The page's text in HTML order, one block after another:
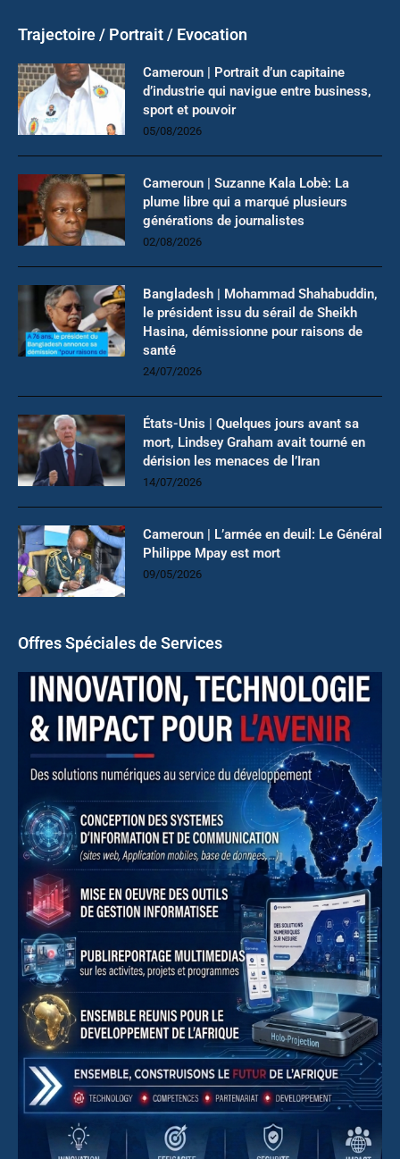
Trajectoire / Portrait / Evocation
Cameroun | Portrait d’un capitaine
d’industrie qui navigue entre business,
sport et pouvoir
05/08/2026
Cameroun | Suzanne Kala Lobè: La
plume libre qui a marqué plusieurs
générations de journalistes
02/08/2026
Bangladesh | Mohammad Shahabuddin,
le président issu du sérail de Sheikh
Hasina, démissionne pour raisons de
santé
24/07/2026
États-Unis | Quelques jours avant sa
mort, Lindsey Graham avait tourné en
dérision les menaces de l’Iran
14/07/2026
Cameroun | L’armée en deuil: Le Général
Philippe Mpay est mort
09/05/2026
Offres Spéciales de Services